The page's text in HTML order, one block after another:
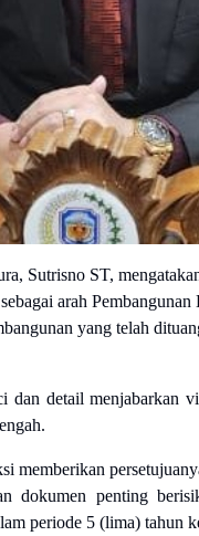
Sutrisno ST,
arah
yang telah
detail menjabarkan
memberikan
penting
periode 5 (lima) tahun